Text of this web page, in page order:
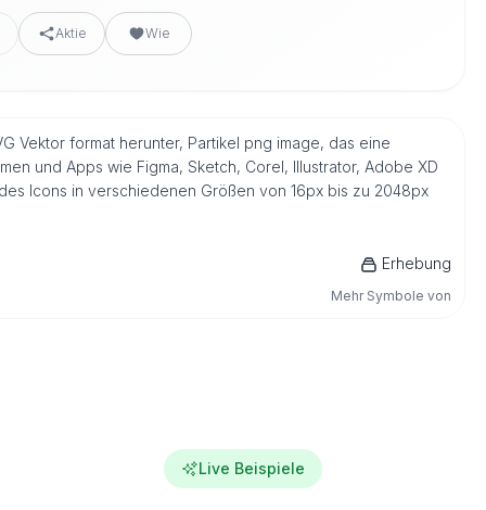
Aktie Wie
Vektor format herunter, Partikel png image, das eine
und Apps wie Figma, Sketch, Corel, Illustrator, Adobe XD
Icons in verschiedenen Größen von 16px bis zu 2048px
Erhebung
Mehr Symbole von
Live Beispiele